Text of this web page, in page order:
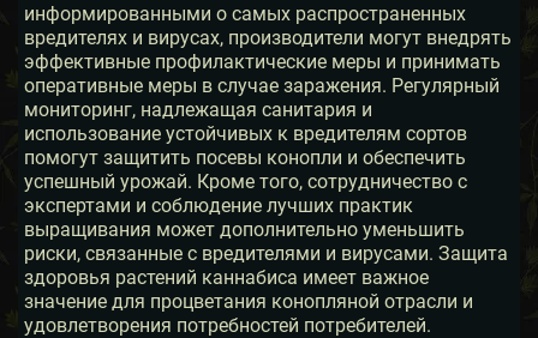
информированными о самых распространенных
вредителях и вирусах, производители могут внедрять
эффективные профилактические меры и принимать
оперативные меры в случае заражения. Регулярный
мониторинг, надлежащая санитария и
использование устойчивых к вредителям сортов
помогут защитить посевы конопли и обеспечить
успешный урожай. Кроме того, сотрудничество с
экспертами и соблюдение лучших практик
выращивания может дополнительно уменьшить
риски, связанные с вредителями и вирусами. Защита
здоровья растений каннабиса имеет важное
значение для процветания конопляной отрасли и
удовлетворения потребностей потребителей.